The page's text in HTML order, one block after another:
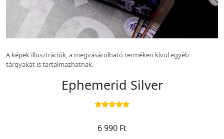
A képek illusztrációk, a megvásárolható terméken kívül egyéb
tárgyakat is tartalmazhatnak.
Ephemerid Silver
6 990 Ft